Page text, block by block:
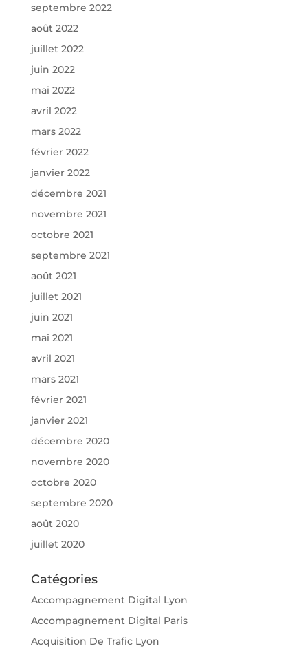
septembre 2022
août 2022
juillet 2022
juin 2022
mai 2022
avril 2022
mars 2022
février 2022
janvier 2022
décembre 2021
novembre 2021
octobre 2021
septembre 2021
août 2021
juillet 2021
juin 2021
mai 2021
avril 2021
mars 2021
février 2021
janvier 2021
décembre 2020
novembre 2020
octobre 2020
septembre 2020
août 2020
juillet 2020
Catégories
Accompagnement Digital Lyon
Accompagnement Digital Paris
Acquisition De Trafic Lyon